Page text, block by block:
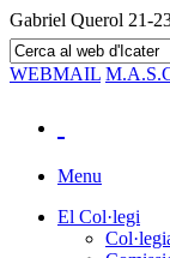
Gabriel Querol 21-
WEBMAIL
Menu
El Col·legi